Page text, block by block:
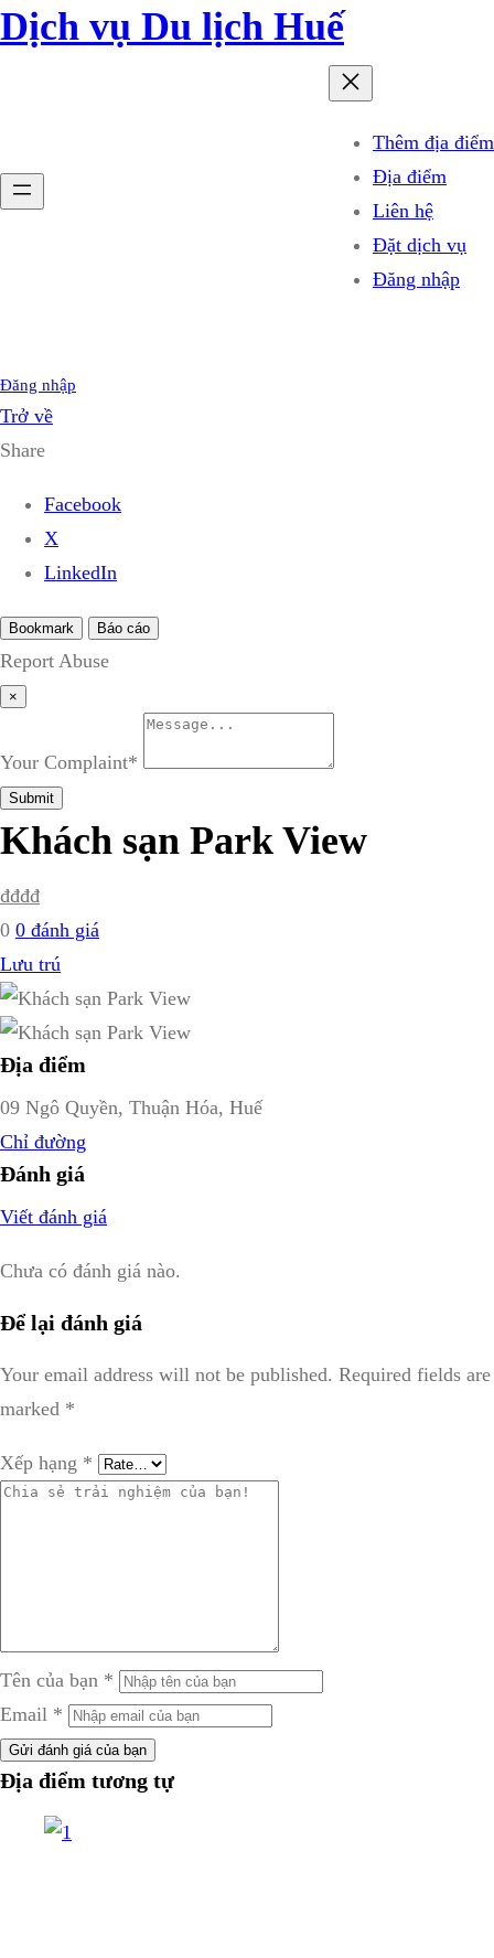
Dịch vụ Du lịch Huế
Thêm địa điểm
Địa điểm
Liên hệ
Đặt dịch vụ
Đăng nhập
Đăng nhập
Trở về
Share
Facebook
X
LinkedIn
Bookmark Báo cáo
Report Abuse
×
Your Complaint*
Submit
Khách sạn Park View
₫₫₫₫
0 0 đánh giá
Lưu trú
Địa điểm
09 Ngô Quyền, Thuận Hóa, Huế
Chỉ đường
Đánh giá
Viết đánh giá
Chưa có đánh giá nào.
Để lại đánh giá
Your email address will not be published. Required fields are
marked *
Xếp hạng *
Tên của bạn *
Email *
Gửi đánh giá của bạn
Địa điểm tương tự